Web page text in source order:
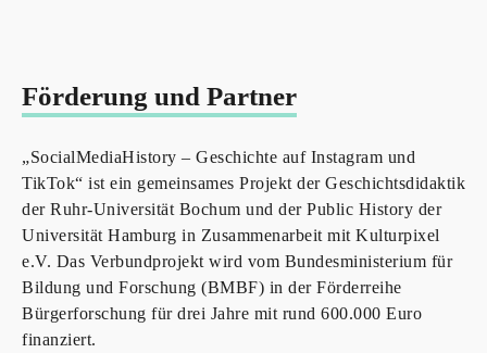
Förderung und Partner
„SocialMediaHistory – Geschichte auf Instagram und
TikTok“ ist ein gemeinsames Projekt der Geschichtsdidaktik
der Ruhr-Universität Bochum und der Public History der
Universität Hamburg in Zusammenarbeit mit Kulturpixel
e.V. Das Verbundprojekt wird vom Bundesministerium für
Bildung und Forschung (BMBF) in der Förderreihe
Bürgerforschung für drei Jahre mit rund 600.000 Euro
finanziert.